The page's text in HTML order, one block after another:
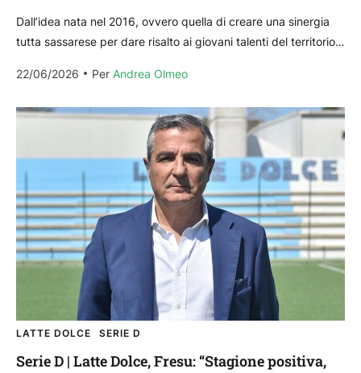
Dall’idea nata nel 2016, ovvero quella di creare una sinergia
tutta sassarese per dare risalto ai giovani talenti del territorio
22/06/2026
Per Andrea Olmeo
LATTE DOLCE SERIE D
Serie D | Latte Dolce, Fresu: “Stagione positiva,